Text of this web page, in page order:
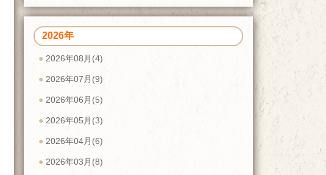
2026年
2026年08月(4)
2026年07月(9)
2026年06月(5)
2026年05月(3)
2026年04月(6)
2026年03月(8)